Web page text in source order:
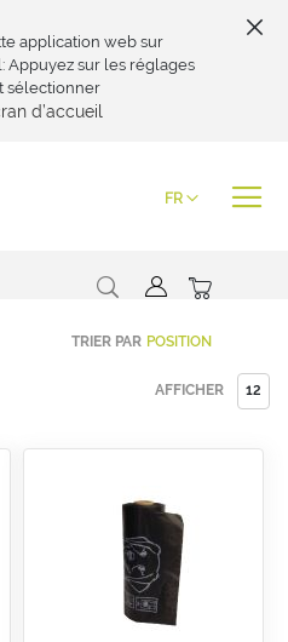
application web sur
Appuyez sur les réglages
sélectionner
d’accueil
Langue
FR
Chercher Mon
AFFICHER
TRIER PAR